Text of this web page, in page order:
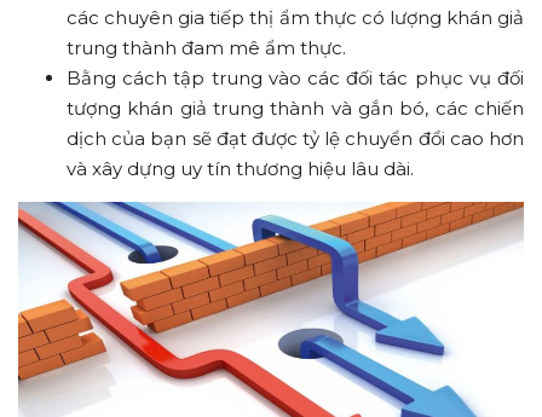
các chuyên gia tiếp thị ẩm thực có lượng khán giả
trung thành đam mê ẩm thực.
Bằng cách tập trung vào các đối tác phục vụ đối
tượng khán giả trung thành và gắn bó, các chiến
dịch của bạn sẽ đạt được tỷ lệ chuyển đổi cao hơn
và xây dựng uy tín thương hiệu lâu dài.